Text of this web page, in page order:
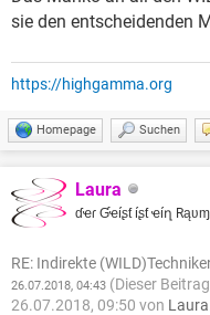
sie den entscheidenden
https://highgamma.org
Homepage Suchen
Laura
ɗҽɾ Ɠҽíʂƭ íʂƭ ҽíղ Rąʋɱ
RE: Indirekte
26.07.2018, 04:43 (Dieser
26.07.2018, 09:50 von Laura